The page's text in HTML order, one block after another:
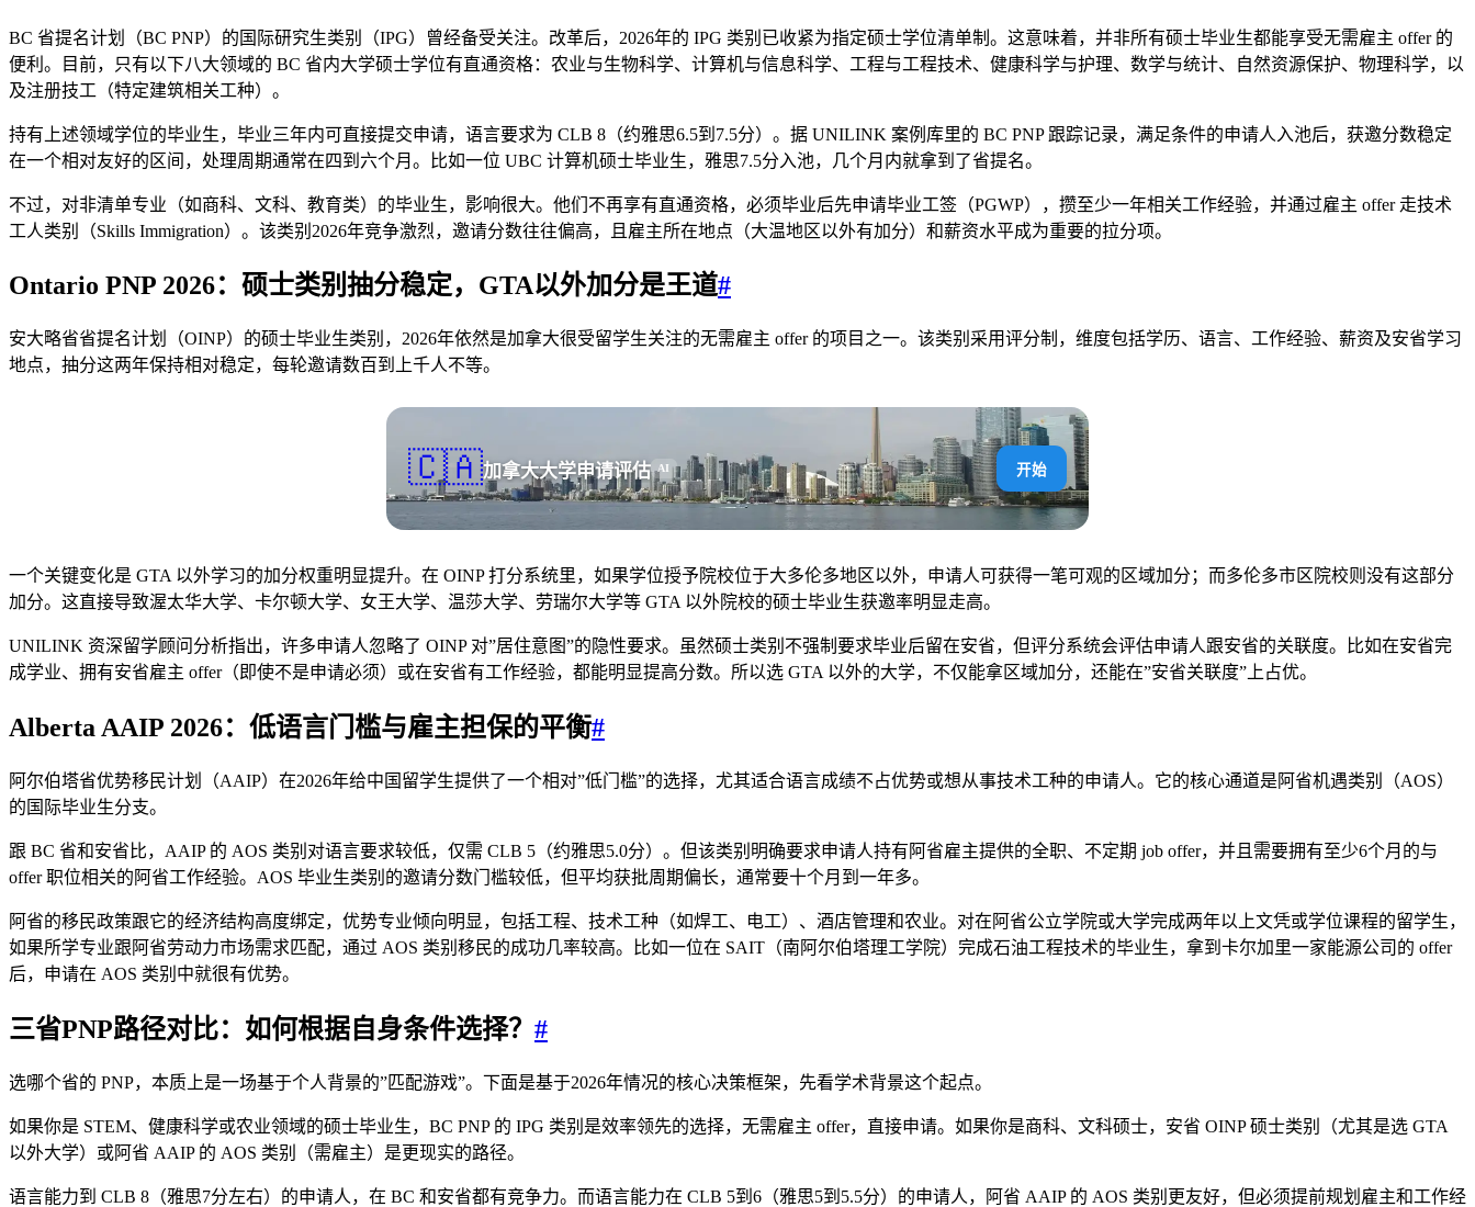
BC 省提名计划（BC PNP）的国际研究生类别（IPG）曾经备受关注。改革后，2026年的 IPG 类别已收紧为指定硕士学位清单制。这意味着，并非所有硕士毕业生都能享受无需雇主 offer 的
便利。目前，只有以下八大领域的 BC 省内大学硕士学位有直通资格：农业与生物科学、计算机与信息科学、工程与工程技术、健康科学与护理、数学与统计、自然资源保护、物理科学，以
及注册技工（特定建筑相关工种）。
持有上述领域学位的毕业生，毕业三年内可直接提交申请，语言要求为 CLB 8（约雅思6.5到7.5分）。据 UNILINK 案例库里的 BC PNP 跟踪记录，满足条件的申请人入池后，获邀分数稳定
在一个相对友好的区间，处理周期通常在四到六个月。比如一位 UBC 计算机硕士毕业生，雅思7.5分入池，几个月内就拿到了省提名。
不过，对非清单专业（如商科、文科、教育类）的毕业生，影响很大。他们不再享有直通资格，必须毕业后先申请毕业工签（PGWP），攒至少一年相关工作经验，并通过雇主 offer 走技术
工人类别（Skills Immigration）。该类别2026年竞争激烈，邀请分数往往偏高，且雇主所在地点（大温地区以外有加分）和薪资水平成为重要的拉分项。
Ontario PNP 2026：硕士类别抽分稳定，GTA以外加分是王道#
安大略省省提名计划（OINP）的硕士毕业生类别，2026年依然是加拿大很受留学生关注的无需雇主 offer 的项目之一。该类别采用评分制，维度包括学历、语言、工作经验、薪资及安省学习
地点，抽分这两年保持相对稳定，每轮邀请数百到上千人不等。
🇨🇦加拿大大学申请评估 AI 开始
一个关键变化是 GTA 以外学习的加分权重明显提升。在 OINP 打分系统里，如果学位授予院校位于大多伦多地区以外，申请人可获得一笔可观的区域加分；而多伦多市区院校则没有这部分
加分。这直接导致渥太华大学、卡尔顿大学、女王大学、温莎大学、劳瑞尔大学等 GTA 以外院校的硕士毕业生获邀率明显走高。
UNILINK 资深留学顾问分析指出，许多申请人忽略了 OINP 对”居住意图”的隐性要求。虽然硕士类别不强制要求毕业后留在安省，但评分系统会评估申请人跟安省的关联度。比如在安省完
成学业、拥有安省雇主 offer（即使不是申请必须）或在安省有工作经验，都能明显提高分数。所以选 GTA 以外的大学，不仅能拿区域加分，还能在”安省关联度”上占优。
Alberta AAIP 2026：低语言门槛与雇主担保的平衡#
阿尔伯塔省优势移民计划（AAIP）在2026年给中国留学生提供了一个相对”低门槛”的选择，尤其适合语言成绩不占优势或想从事技术工种的申请人。它的核心通道是阿省机遇类别（AOS）
的国际毕业生分支。
跟 BC 省和安省比，AAIP 的 AOS 类别对语言要求较低，仅需 CLB 5（约雅思5.0分）。但该类别明确要求申请人持有阿省雇主提供的全职、不定期 job offer，并且需要拥有至少6个月的与
offer 职位相关的阿省工作经验。AOS 毕业生类别的邀请分数门槛较低，但平均获批周期偏长，通常要十个月到一年多。
阿省的移民政策跟它的经济结构高度绑定，优势专业倾向明显，包括工程、技术工种（如焊工、电工）、酒店管理和农业。对在阿省公立学院或大学完成两年以上文凭或学位课程的留学生，
如果所学专业跟阿省劳动力市场需求匹配，通过 AOS 类别移民的成功几率较高。比如一位在 SAIT（南阿尔伯塔理工学院）完成石油工程技术的毕业生，拿到卡尔加里一家能源公司的 offer
后，申请在 AOS 类别中就很有优势。
三省PNP路径对比：如何根据自身条件选择？ #
选哪个省的 PNP，本质上是一场基于个人背景的”匹配游戏”。下面是基于2026年情况的核心决策框架，先看学术背景这个起点。
如果你是 STEM、健康科学或农业领域的硕士毕业生，BC PNP 的 IPG 类别是效率领先的选择，无需雇主 offer，直接申请。如果你是商科、文科硕士，安省 OINP 硕士类别（尤其是选 GTA
以外大学）或阿省 AAIP 的 AOS 类别（需雇主）是更现实的路径。
语言能力到 CLB 8（雅思7分左右）的申请人，在 BC 和安省都有竞争力。而语言能力在 CLB 5到6（雅思5到5.5分）的申请人，阿省 AAIP 的 AOS 类别更友好，但必须提前规划雇主和工作经